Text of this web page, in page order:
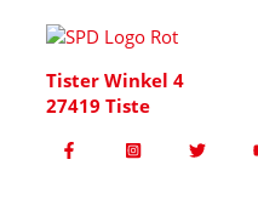
Tister Winkel 4
27419 Tiste